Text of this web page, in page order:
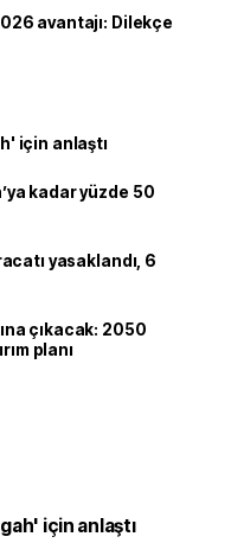
avantajı: Dilekçe
için anlaştı
kadar yüzde 50
yasaklandı, 6
çıkacak: 2050
planı
için anlaştı